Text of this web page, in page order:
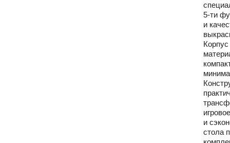
5-ти
и
и
стола